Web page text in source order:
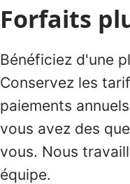
Forfaits
Bénéficiez d'une
Conservez les
paiements
vous avez des
vous. Nous
équipe.